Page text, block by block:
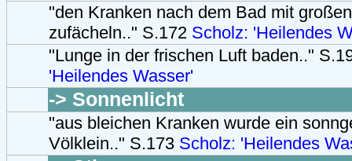
"den Kranken nach dem Bad mit
zufächeln.." S.172 Scholz: 'Heilendes
"Lunge in der frischen Luft baden.."
'Heilendes Wasser'
-> Sonnenlicht
"aus bleichen Kranken wurde ein
Völklein.." S.173 Scholz: 'Heilendes